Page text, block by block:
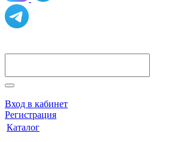
Вход в кабинет
Регистрация
Каталог